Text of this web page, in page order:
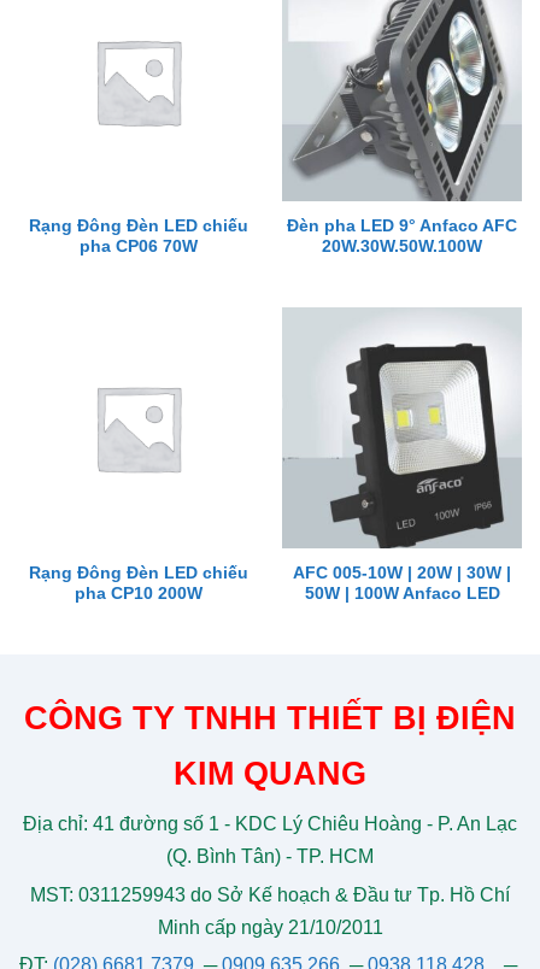
Rạng Đông Đèn LED chiếu
pha CP06 70W
Đèn pha LED 9° Anfaco AFC
20W.30W.50W.100W
Rạng Đông Đèn LED chiếu
pha CP10 200W
AFC 005-10W | 20W | 30W |
50W | 100W Anfaco LED
CÔNG TY TNHH THIẾT BỊ ĐIỆN
KIM QUANG
Địa chỉ: 41 đường số 1 - KDC Lý Chiêu Hoàng - P. An Lạc
(Q. Bình Tân) - TP. HCM
MST: 0311259943 do Sở Kế hoạch & Đầu tư Tp. Hồ Chí
Minh cấp ngày 21/10/2011